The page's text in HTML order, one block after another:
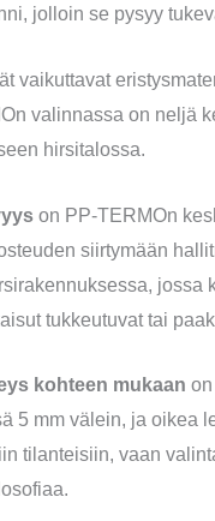
jolloin se pysyy
vaikuttavat
valinnassa on neljä
hirsitalossa.
on PP-TERMOn
siirtymään
jossa
tukkeutuvat tai
kohteen mukaan
5 mm välein, ja oikea
tilanteisiin, vaan